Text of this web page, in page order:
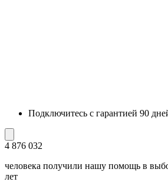
Подключитесь с гарантией 90
4 876 032
человека получили нашу помощь в
лет